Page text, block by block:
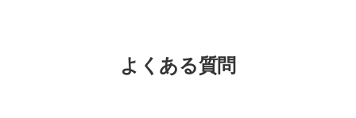
よくある質問